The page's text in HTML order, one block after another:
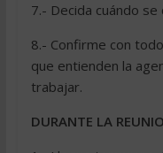
7.- Decida cuándo
8.- Confirme con
que entienden la
trabajar.
DURANTE LA